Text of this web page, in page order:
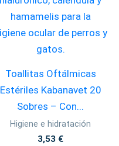
Toallitas Oftálmicas
Estériles Kabanavet 20
Sobres – Con...
Higiene e hidratación
3,53 €